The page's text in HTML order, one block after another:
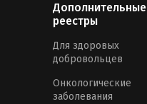
Дополнительные
реестры
Для здоровых
добровольцев
Онкологические
заболевания